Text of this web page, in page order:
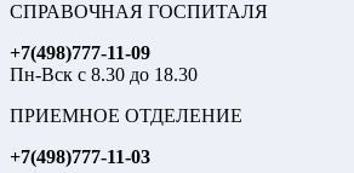
СПРАВОЧНАЯ ГОСПИТАЛЯ
+7(498)777-11-09
Пн-Вск с 8.30 до 18.30
ПРИЕМНОЕ ОТДЕЛЕНИЕ
+7(498)777-11-03